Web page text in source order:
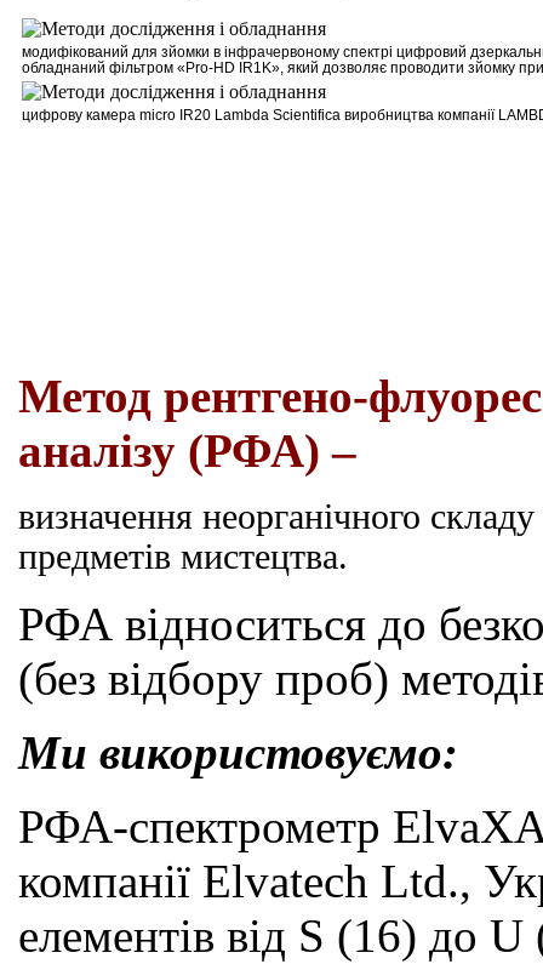
модифікований для зйомки в інфрачервоному спектрі цифровий
обладнаний фільтром «Pro-HD IR1K», який дозволяє проводити зйомку
цифрову камера micro IR20 Lambda Scientifica виробництва компанії
Метод рентгено-
аналізу (РФА) –
визначення неорганічного
предметів мистецтва.
РФА відноситься до
(без відбору проб)
Ми використовуємо:
РФА-спектрометр
компанії Elvatech Ltd.,
елементів від S (16) до U